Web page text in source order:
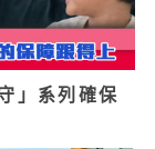
」系列確保